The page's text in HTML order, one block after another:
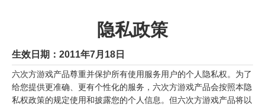
隐私政策
生效日期：2011年7月18日
六次方游戏产品尊重并保护所有使用服务用户的个人隐私权。为了
给您提供更准确、更有个性化的服务，六次方游戏产品会按照本隐
私权政策的规定使用和披露您的个人信息。但六次方游戏产品将以